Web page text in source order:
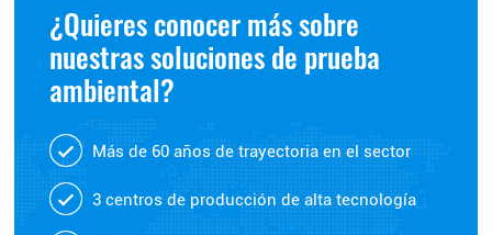
¿Quieres conocer más sobre
nuestras soluciones de prueba
ambiental?
Más de 60 años de trayectoria en el sector
3 centros de producción de alta tecnología